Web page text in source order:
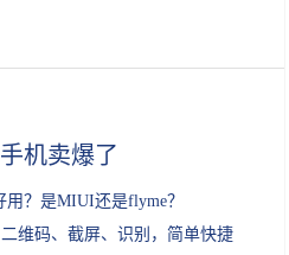
色彩搭配清新也能让孩子食欲大增
机卖爆了
？是MIUI还是flyme？
维码、截屏、识别，简单快捷